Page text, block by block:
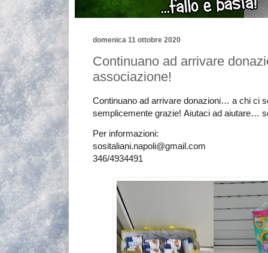
domenica 11 ottobre 2020
Continuano ad arrivare
associazione!
Continuano ad arrivare donazioni… a chi ci
semplicemente grazie! Aiutaci ad aiutare…
Per informazioni:
sositaliani.napoli@gmail.com
346/4934491